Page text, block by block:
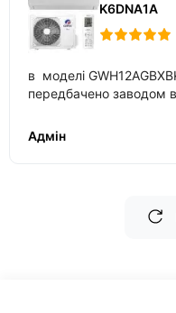
K6DNA1A
в моделі
передбачено заводом
Адмін